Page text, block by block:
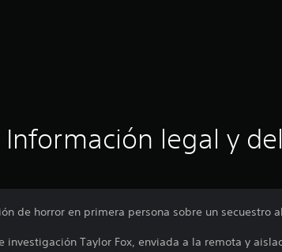
Información legal y
de horror en primera persona sobre un secuestro
Taylor Fox, enviada a la remota y